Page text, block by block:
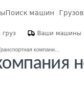
Поиск машин
груз Ваши машины
компани...